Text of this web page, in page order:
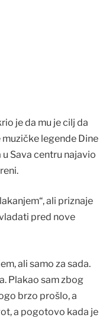
je da mu je cilj da
legende Dine
Sava centru najavio
ali priznaje
pred nove
ali samo za sada.
Plakao sam zbog
brzo prošlo, a
a pogotovo kada je